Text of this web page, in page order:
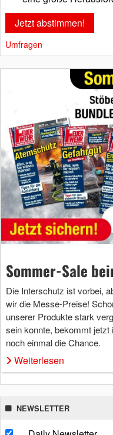
Umfragen
Sommer-Sale
Die Interschutz ist vorbei,
wir die Messe-Preise!
unserer Produkte stark
sein konnte, bekommt
noch einmal die Chance.
Weiterlesen
NEWSLETTER